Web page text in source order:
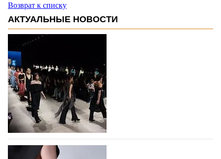
Возврат к списку
АКТУАЛЬНЫЕ НОВОСТИ
На участие в Московской неделе моды